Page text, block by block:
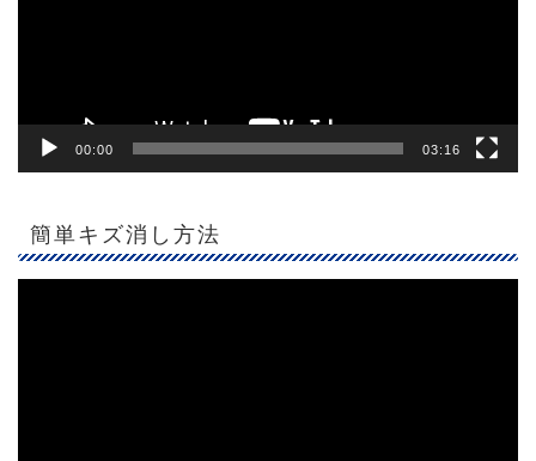
00:00 03:16
簡単キズ消し方法